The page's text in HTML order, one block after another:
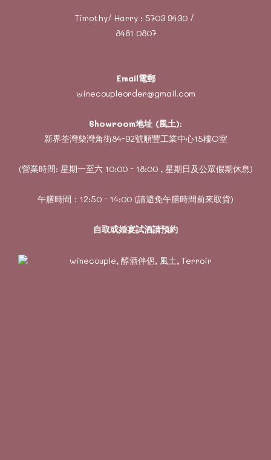
Timothy/ Harry : 5703 9430/
8481 0807
Email電郵
winecoupleorder@gmail.com
Showroom地址 (風土):
新界荃灣柴灣角街84-92號順豐工業中心15樓O室
(營業時間: 星期一至六 10:00 - 18:00 , 星期日及公眾假期休息)
午膳時間：12:50 - 14:00 (請避免午膳時間前來取貨)
自取或婚宴試酒請預約